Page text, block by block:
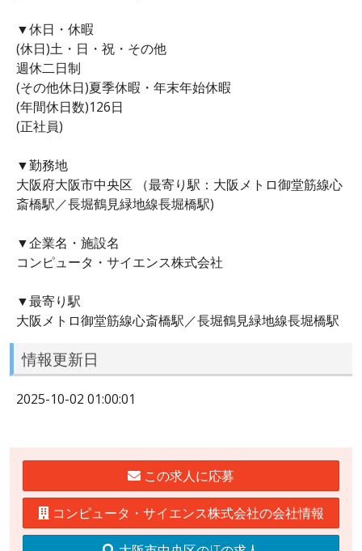
▼休日・休暇
(休日)土・日・祝・その他
週休二日制
(その他休日)夏季休暇・年末年始休暇
(年間休日数)126日
(正社員)
▼勤務地
大阪府大阪市中央区 （最寄り駅：大阪メトロ御堂筋線心
斎橋駅／長堀鶴見緑地線長堀橋駅)
▼企業名・施設名
コンピュータ・サイエンス株式会社
▼最寄り駅
大阪メトロ御堂筋線心斎橋駅／長堀鶴見緑地線長堀橋駅
情報更新日
2025-10-02 01:00:01
この求人に応募
コンピュータ・サイエンス株式会社の会社情報